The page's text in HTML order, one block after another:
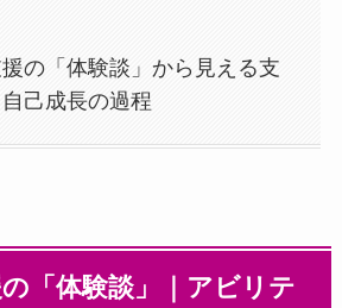
の「体験談」から見える支
己成長の過程
「体験談」｜アビリテ